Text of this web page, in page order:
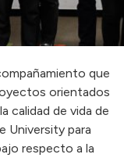
que
orientados
calidad de vida de
University para
respecto a la